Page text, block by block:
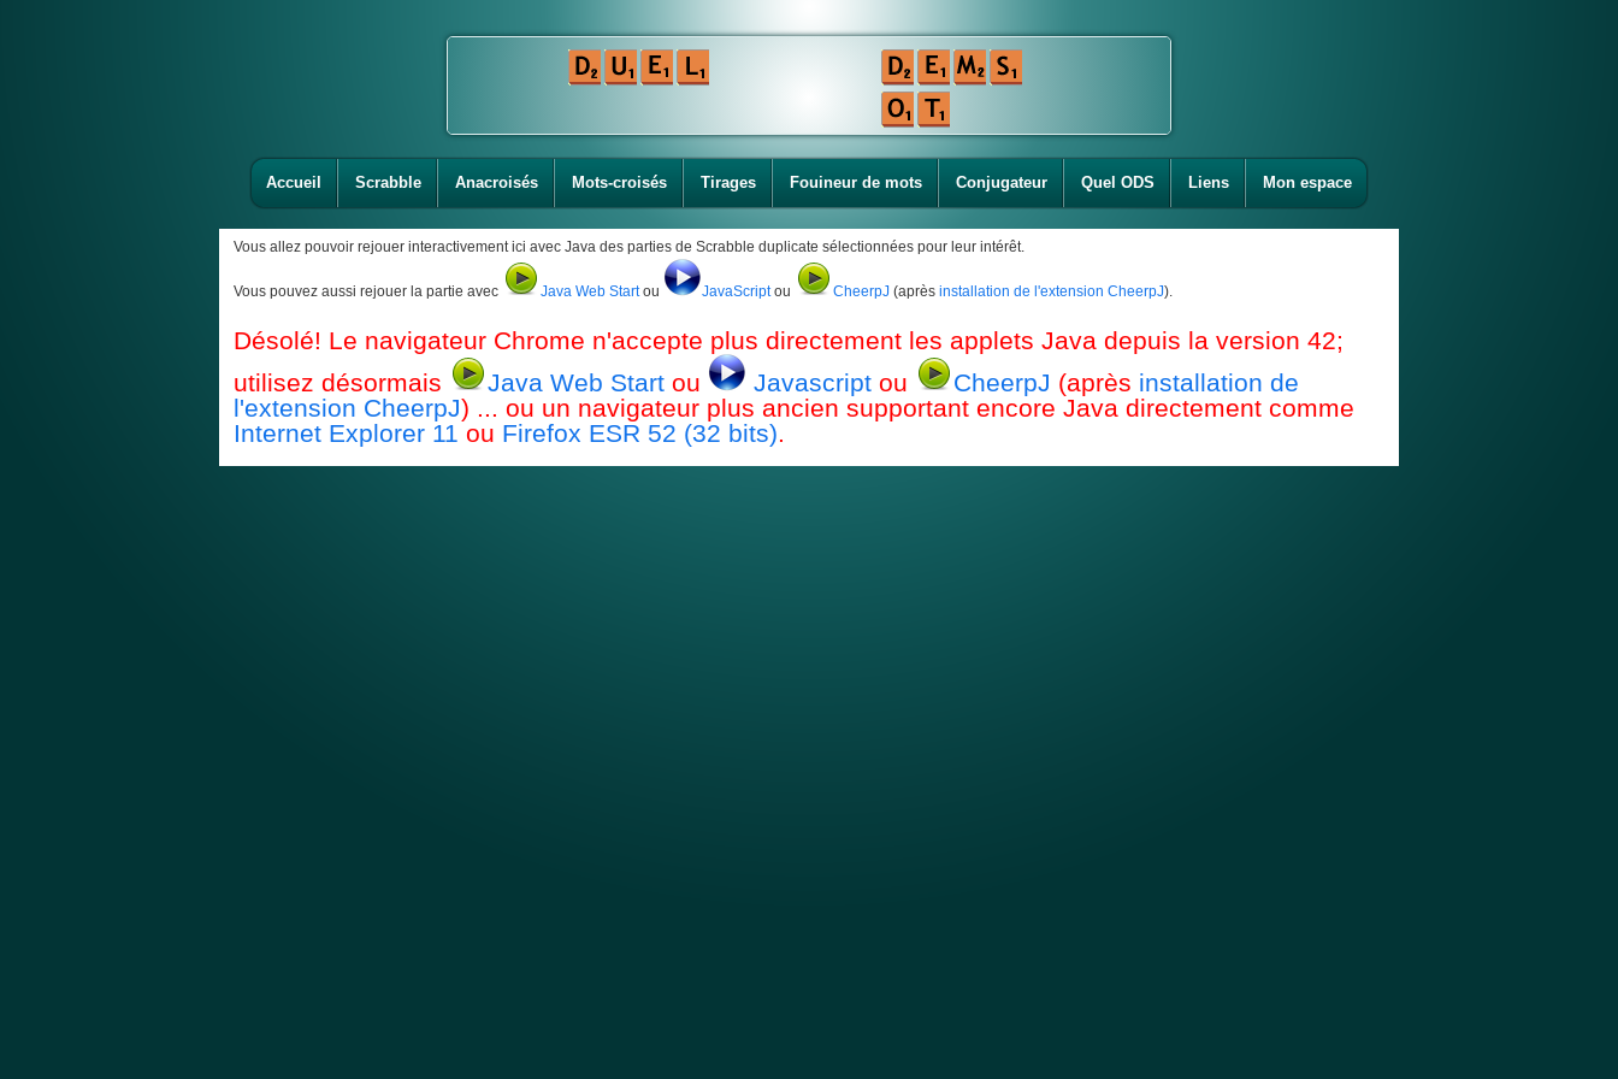
Accueil Scrabble Anacroisés Mots-croisés Tirages Fouineur de mots Conjugateur Quel ODS Liens Mon espace
Vous allez pouvoir rejouer interactivement ici avec Java des parties de Scrabble duplicate sélectionnées pour leur intérêt.
Vous pouvez aussi rejouer la partie avec Java Web Startou JavaScriptou CheerpJ (après installation de l'extension CheerpJ).
Désolé! Le navigateur Chrome n'accepte plus directement les applets Java depuis la version 42;
utilisez désormais
Java Web Start ou Javascript ou CheerpJ (après installation de
l'extension CheerpJ) ... ou un navigateur plus ancien supportant encore Java directement comme
Internet Explorer 11 ou Firefox ESR 52 (32 bits).